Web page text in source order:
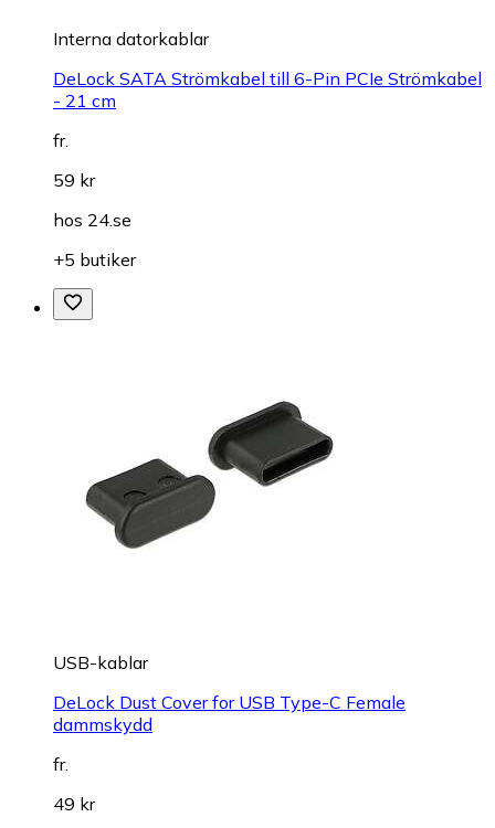
Interna datorkablar
DeLock SATA Strömkabel till 6-Pin PCIe Strömkabel
- 21 cm
fr.
59 kr
hos 24.se
+5 butiker
USB-kablar
DeLock Dust Cover for USB Type-C Female
dammskydd
fr.
49 kr